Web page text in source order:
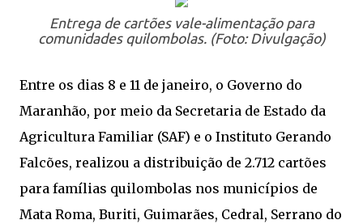
Entrega de cartões vale-alimentação para
comunidades quilombolas. (Foto: Divulgação)
Entre os dias 8 e 11 de janeiro, o Governo do
Maranhão, por meio da Secretaria de Estado da
Agricultura Familiar (SAF) e o Instituto Gerando
Falcões, realizou a distribuição de 2.712 cartões
para famílias quilombolas nos municípios de
Mata Roma, Buriti, Guimarães, Cedral, Serrano do